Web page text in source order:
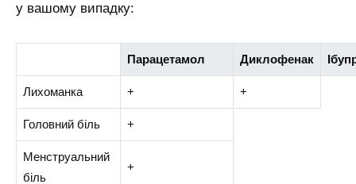
у вашому випадку:
Парацетамол Диклофенак
Лихоманка + +
Головний біль +
Менструальний
біль
+